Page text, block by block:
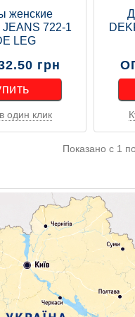
женские
722-1
LEG
грн
один клик
Показано с 1